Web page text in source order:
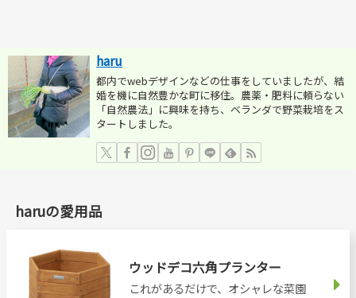
haru
都内でwebデザインなどの仕事をしていましたが、結
婚を機に自然豊かな町に移住。農薬・肥料に頼らない
「自然農法」に興味を持ち、ベランダで野菜栽培をス
タートしました。
haruの愛用品
ウッドデコ六角プランター
これがあるだけで、オシャレな菜園